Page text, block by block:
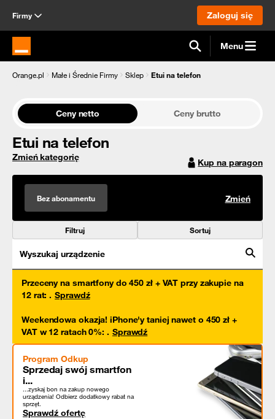
Firmy Zaloguj się
Strona główna Orange.pl Menu
Orange.pl Małe i Średnie Firmy Sklep Etui na telefon
Ceny netto Ceny brutto
Etui na telefon
Zmień kategorię Kup na paragon
Bez abonamentu Zmień
Filtruj Sortuj
Wyszukaj urządzenie
Przeceny na smartfony do 450 zł + VAT przy zakupie na
12 rat: . Sprawdź
Weekendowa okazja! iPhone'y taniej nawet o 450 zł +
VAT w 12 ratach 0%: . Sprawdź
Program Odkup
Sprzedaj swój smartfon
i...
...zyskaj bon na zakup nowego
urządzenia! Odbierz dodatkowy rabat na
sprzęt.
Sprawdź ofertę